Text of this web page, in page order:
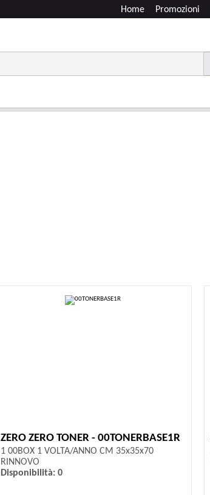
Promozioni
Home
ZERO ZERO TONER - 00TONERBASE1R
1 00BOX 1 VOLTA/ANNO CM 35x35x70
RINNOVO
Disponibilità: 0